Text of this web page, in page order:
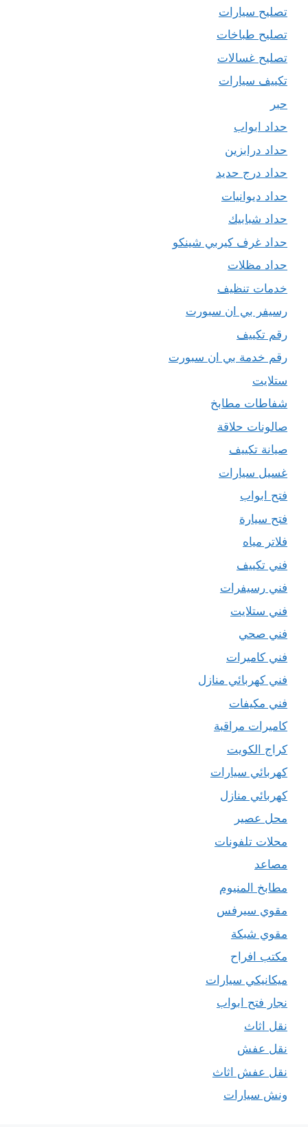
تصليح سيارات
تصليح طباخات
تصليح غسالات
تكييف سيارات
حبر
حداد ابواب
حداد درابزين
حداد درج حديد
حداد ديوانيات
حداد شبابيك
حداد غرف كيربي شينكو
حداد مظلات
خدمات تنظيف
رسيفر بي ان سبورت
رقم تكييف
رقم خدمة بي ان سبورت
ستلايت
شفاطات مطابخ
صالونات حلاقة
صيانة تكييف
غسيل سيارات
فتح ابواب
فتح سيارة
فلاتر مياه
فني تكييف
فني رسيفرات
فني ستلايت
فني صحي
فني كاميرات
فني كهربائي منازل
فني مكيفات
كاميرات مراقبة
كراج الكويت
كهربائي سيارات
كهربائي منازل
محل عصير
محلات تلفونات
مصاعد
مطابخ المنيوم
مقوي سيرفس
مقوي شبكة
مكتب افراح
ميكانيكي سيارات
نجار فتح ابواب
نقل اثاث
نقل عفش
نقل عفش اثاث
ونش سيارات